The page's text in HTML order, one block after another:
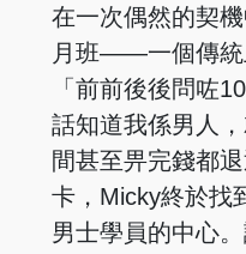
在一次偶然的契
月班——一個傳統
「前前後後問咗
話知道我係男人
間甚至畀完錢都
卡，Micky終於找
男士學員的中心